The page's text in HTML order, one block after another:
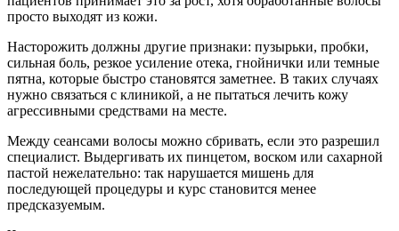
просто выходят из кожи.
Насторожить должны другие признаки: пузырьки, пробки,
сильная боль, резкое усиление отека, гнойнички или темные
пятна, которые быстро становятся заметнее. В таких случаях
нужно связаться с клиникой, а не пытаться лечить кожу
агрессивными средствами на месте.
Между сеансами волосы можно сбривать, если это разрешил
специалист. Выдергивать их пинцетом, воском или сахарной
пастой нежелательно: так нарушается мишень для
последующей процедуры и курс становится менее
предсказуемым.